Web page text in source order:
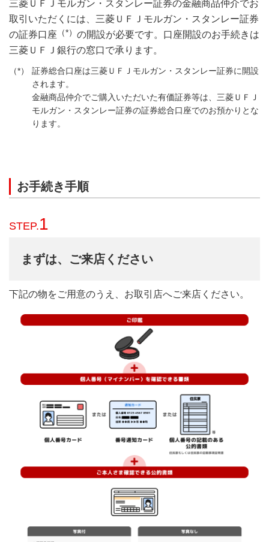
三菱ＵＦＪモルガン・スタンレー証券の金融商品仲介でお
取引いただくには、三菱ＵＦＪモルガン・スタンレー証券
の証券口座 （*） の開設が必要です。口座開設のお手続きは
三菱ＵＦＪ銀行の窓口で承ります。
証券総合口座は三菱ＵＦＪモルガン・スタンレー証券に開設
されます。
金融商品仲介でご購入いただいた有価証券等は、三菱ＵＦＪ
モルガン・スタンレー証券の証券総合口座でのお預かりとな
ります。
お手続き手順
STEP.1
まずは、ご来店ください
下記の物をご用意のうえ、お取引店へご来店ください。